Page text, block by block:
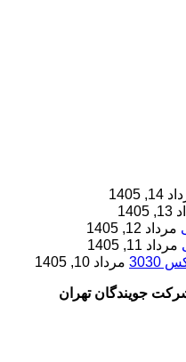
1405
مرداد 12, 1405
مرداد 11, 1405
مرداد 10, 1405
جویندگان تهران